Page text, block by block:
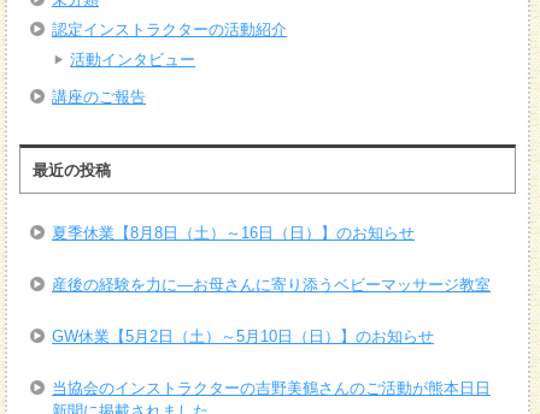
認定インストラクターの活動紹介
活動インタビュー
講座のご報告
最近の投稿
夏季休業【8月8日（土）～16日（日）】のお知らせ
産後の経験を力に―お母さんに寄り添うベビーマッサージ教室
GW休業【5月2日（土）～5月10日（日）】のお知らせ
当協会のインストラクターの吉野美鶴さんのご活動が熊本日日